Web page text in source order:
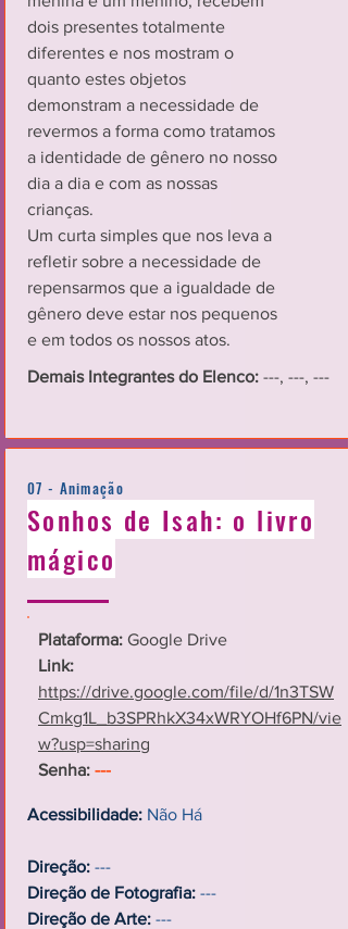
dois presentes totalmente
diferentes e nos mostram o
quanto estes objetos
demonstram a necessidade de
revermos a forma como tratamos
a identidade de gênero no nosso
dia a dia e com as nossas
crianças.
Um curta simples que nos leva a
refletir sobre a necessidade de
repensarmos que a igualdade de
gênero deve estar nos pequenos
e em todos os nossos atos.
Demais Integrantes do Elenco: ---, ---, ---
07 - Animação
Sonhos de Isah: o livro
mágico
Plataforma: Google Drive
Link:
https://drive.google.com/file/d/1n3TSW
Cmkg1L_b3SPRhkX34xWRYOHf6PN/vie
w?usp=sharing
Senha: ---
Acessibilidade: Não Há
Direção: ---
Direção de Fotografia: ---
Direção de Arte: ---